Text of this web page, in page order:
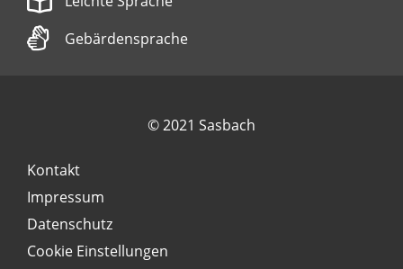
Gebärdensprache
© 2021 Sasbach
Kontakt
Impressum
Datenschutz
Cookie Einstellungen